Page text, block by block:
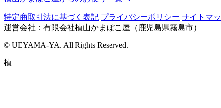
特定商取引法に基づく表記 プライバシーポリシー サイトマ
運営会社：有限会社植山かまぼこ屋（鹿児島県霧島市）
© UEYAMA-YA. All Rights Reserved.
植